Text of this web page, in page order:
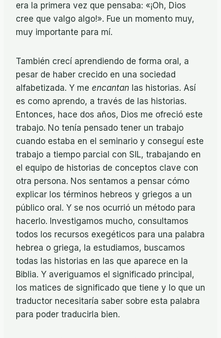
era la primera vez que pensaba: «¡Oh, Dios
cree que valgo algo!». Fue un momento muy,
muy importante para mí.
También crecí aprendiendo de forma oral, a
pesar de haber crecido en una sociedad
alfabetizada. Y me encantan las historias. Así
es como aprendo, a través de las historias.
Entonces, hace dos años, Dios me ofreció este
trabajo. No tenía pensado tener un trabajo
cuando estaba en el seminario y conseguí este
trabajo a tiempo parcial con SIL, trabajando en
el equipo de historias de conceptos clave con
otra persona. Nos sentamos a pensar cómo
explicar los términos hebreos y griegos a un
público oral. Y se nos ocurrió un método para
hacerlo. Investigamos mucho, consultamos
todos los recursos exegéticos para una palabra
hebrea o griega, la estudiamos, buscamos
todas las historias en las que aparece en la
Biblia. Y averiguamos el significado principal,
los matices de significado que tiene y lo que un
traductor necesitaría saber sobre esta palabra
para poder traducirla bien.